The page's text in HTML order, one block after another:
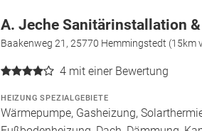
A. Jeche Sanitärinstallation
Baakenweg 21, 25770 Hemmingstedt (15km
4 mit einer Bewertung
HEIZUNG SPEZIALGEBIETE
Wärmepumpe, Gasheizung,